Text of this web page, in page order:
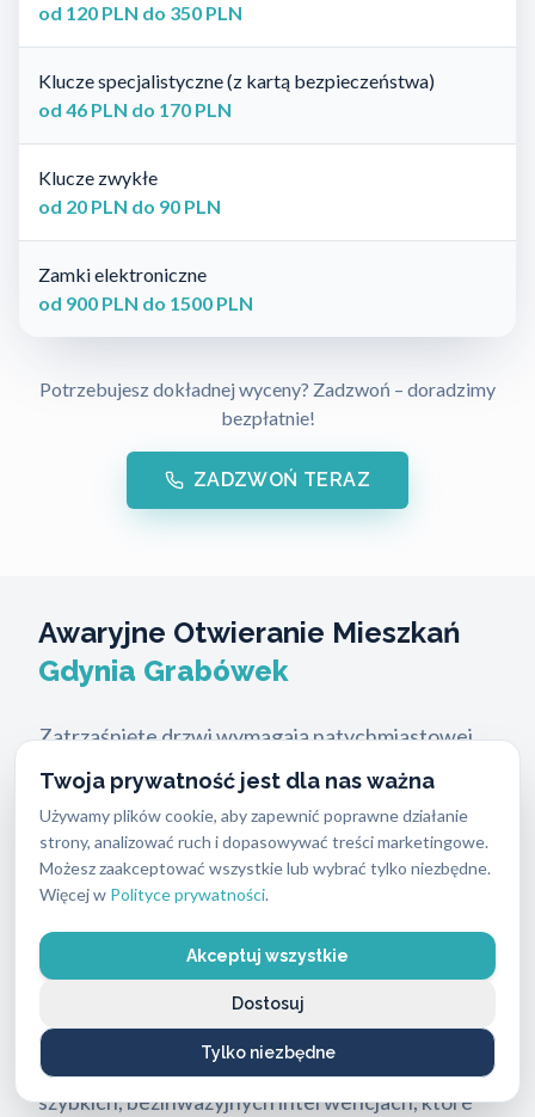
Twoja prywatność jest dla nas ważna
Używamy plików cookie, aby zapewnić poprawne działanie
strony, analizować ruch i dopasowywać treści marketingowe.
Możesz zaakceptować wszystkie lub wybrać tylko niezbędne.
Więcej w Polityce prywatności.
Akceptuj wszystkie
Tylko niezbędne
Dostosuj
od 120 PLN do 350 PLN
Klucze specjalistyczne (z kartą bezpieczeństwa)
od 46 PLN do 170 PLN
Klucze zwykłe
od 20 PLN do 90 PLN
Zamki elektroniczne
od 900 PLN do 1500 PLN
Potrzebujesz dokładnej wyceny? Zadzwoń – doradzimy
bezpłatnie!
ZADZWOŃ TERAZ
Awaryjne Otwieranie Mieszkań
Gdynia Grabówek
Zatrzaśnięte drzwi wymagają natychmiastowej
reakcji, dlatego nasz technik dociera na miejsce w
ciągu
15 do 30 minut
ABC Zabezpieczeń
realizujemy profesjonalneawaryjne otwieranie
mieszkań Gdynia Grabówekprzez całą dobę,
siedem dni w tygodniu. Wiemy, że utrata dostępu
do własnego domu to ogromny stres, zwłaszcza
w godzinach nocnych lub podczas niesprzyjającej
Nasze pogotowie zamkowe specjalizuje się w
szybkich, bezinwazyjnych interwencjach, które